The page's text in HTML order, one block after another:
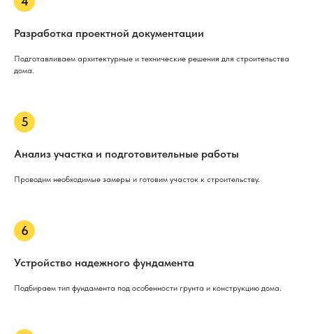
Разработка проектной документации
Подготавливаем архитектурные и технические решения для строительства
дома.
Анализ участка и подготовительные работы
Проводим необходимые замеры и готовим участок к строительству.
Устройство надежного фундамента
Подбираем тип фундамента под особенности грунта и конструкцию дома.